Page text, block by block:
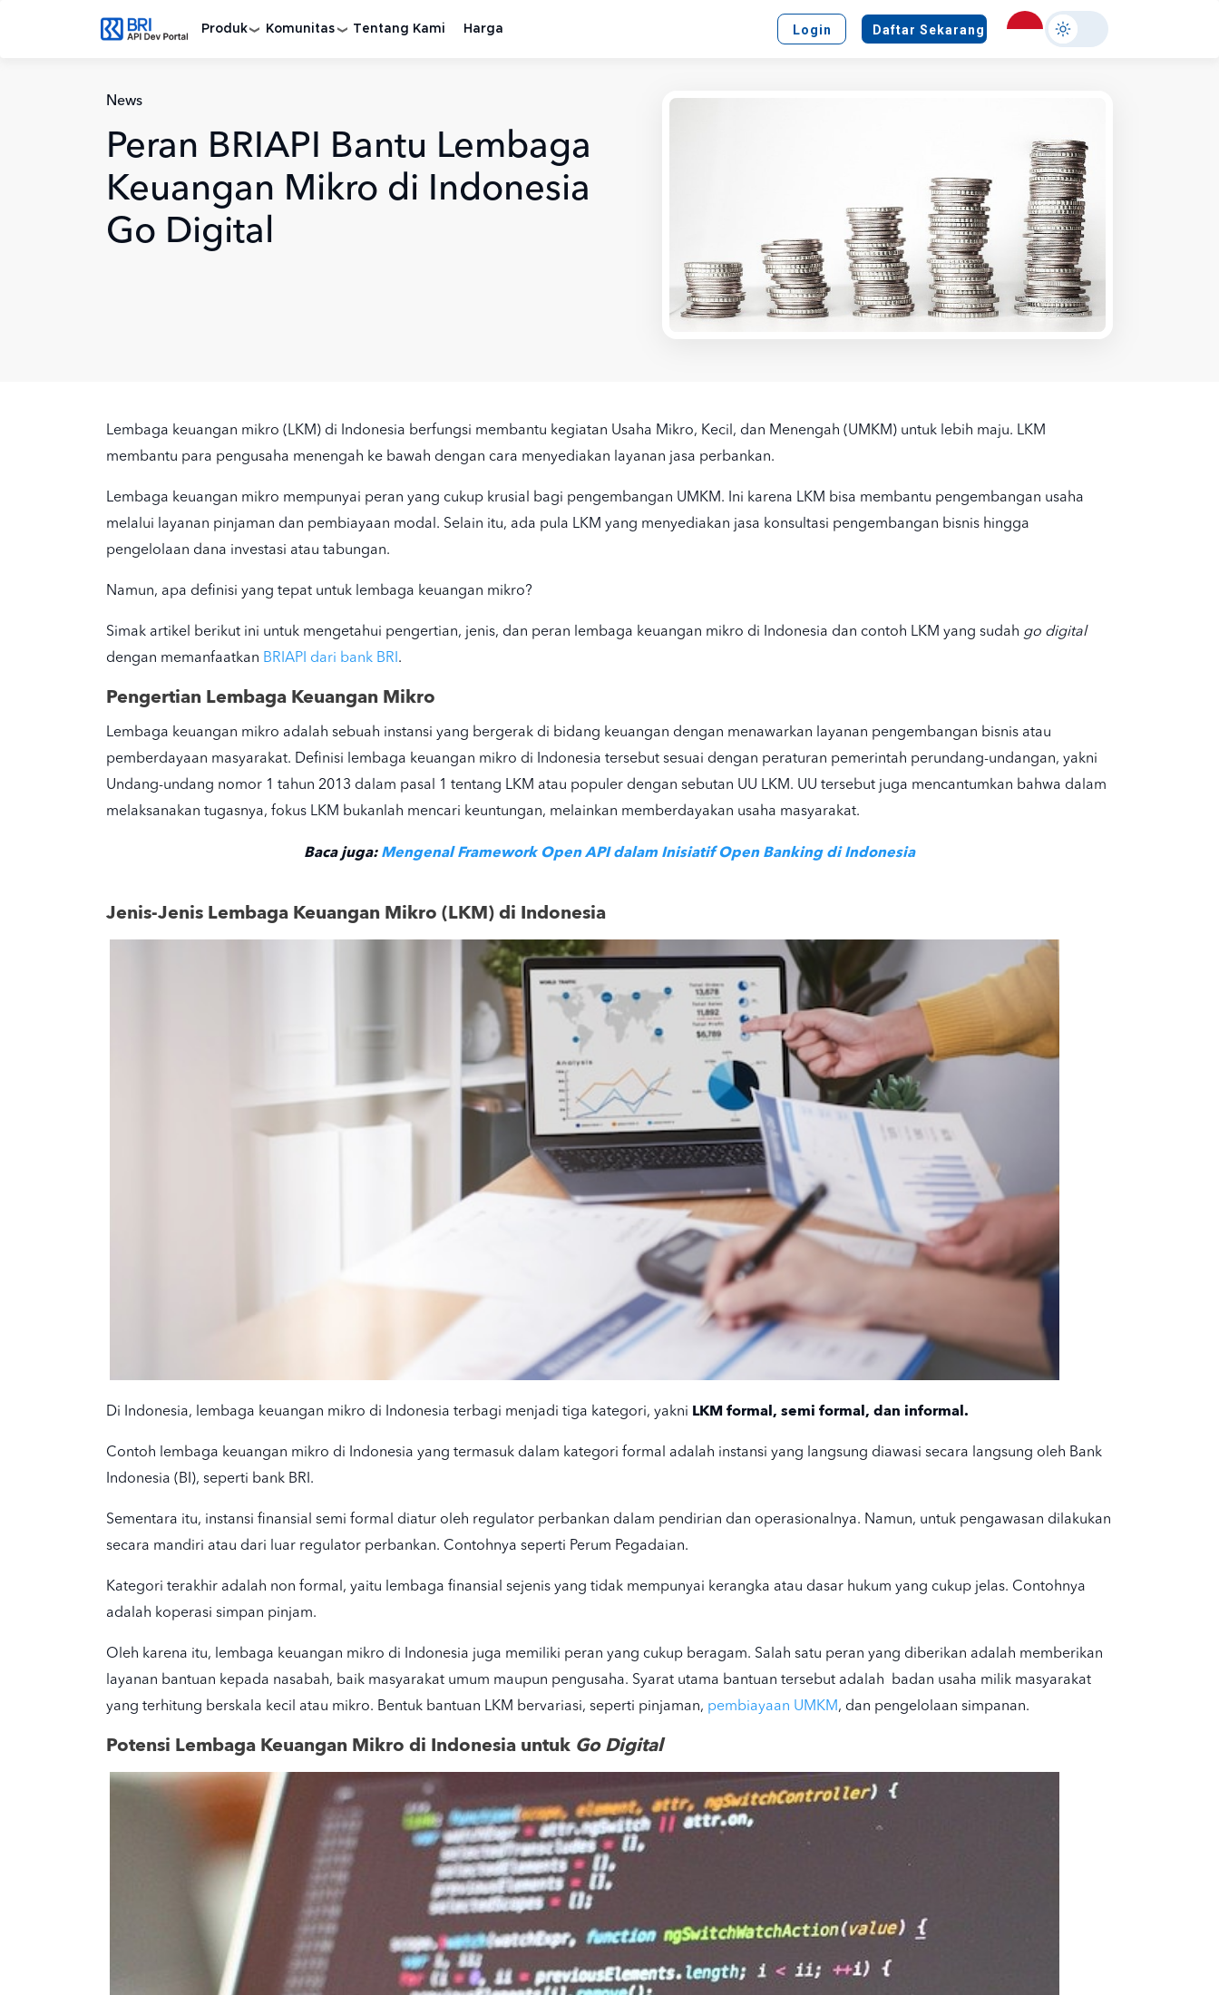
Lompat ke isi utama Produk Komunitas Tentang Kami Harga Login Daftar Sekarang
Select
News
Peran BRIAPI Bantu Lembaga
Keuangan Mikro di Indonesia
Go Digital
Lembaga keuangan mikro (LKM) di Indonesia berfungsi membantu kegiatan Usaha Mikro, Kecil, dan Menengah (UMKM) untuk lebih maju. LKM
membantu para pengusaha menengah ke bawah dengan cara menyediakan layanan jasa perbankan.
Lembaga keuangan mikro mempunyai peran yang cukup krusial bagi pengembangan UMKM. Ini karena LKM bisa membantu pengembangan usaha
melalui layanan pinjaman dan pembiayaan modal. Selain itu, ada pula LKM yang menyediakan jasa konsultasi pengembangan bisnis hingga
pengelolaan dana investasi atau tabungan.
Namun, apa definisi yang tepat untuk lembaga keuangan mikro?
Simak artikel berikut ini untuk mengetahui pengertian, jenis, dan peran lembaga keuangan mikro di Indonesia dan contoh LKM yang sudah go digital
dengan memanfaatkan BRIAPI dari bank BRI .
Pengertian Lembaga Keuangan Mikro
Lembaga keuangan mikro adalah sebuah instansi yang bergerak di bidang keuangan dengan menawarkan layanan pengembangan bisnis atau
pemberdayaan masyarakat. Definisi lembaga keuangan mikro di Indonesia tersebut sesuai dengan peraturan pemerintah perundang-undangan, yakni
Undang-undang nomor 1 tahun 2013 dalam pasal 1 tentang LKM atau populer dengan sebutan UU LKM. UU tersebut juga mencantumkan bahwa dalam
melaksanakan tugasnya, fokus LKM bukanlah mencari keuntungan, melainkan memberdayakan usaha masyarakat.
Baca juga:Mengenal Framework Open API dalam Inisiatif Open Banking di Indonesia
Jenis-Jenis Lembaga Keuangan Mikro (LKM) di Indonesia
Di Indonesia, lembaga keuangan mikro di Indonesia terbagi menjadi tiga kategori, yakni LKM formal, semi formal, dan informal.
Contoh lembaga keuangan mikro di Indonesia yang termasuk dalam kategori formal adalah instansi yang langsung diawasi secara langsung oleh Bank
Indonesia (BI), seperti bank BRI.
Sementara itu, instansi finansial semi formal diatur oleh regulator perbankan dalam pendirian dan operasionalnya. Namun, untuk pengawasan dilakukan
secara mandiri atau dari luar regulator perbankan. Contohnya seperti Perum Pegadaian.
Kategori terakhir adalah non formal, yaitu lembaga finansial sejenis yang tidak mempunyai kerangka atau dasar hukum yang cukup jelas. Contohnya
adalah koperasi simpan pinjam.
Oleh karena itu, lembaga keuangan mikro di Indonesia juga memiliki peran yang cukup beragam. Salah satu peran yang diberikan adalah memberikan
layanan bantuan kepada nasabah, baik masyarakat umum maupun pengusaha. Syarat utama bantuan tersebut adalah badan usaha milik masyarakat
yang terhitung berskala kecil atau mikro. Bentuk bantuan LKM bervariasi, seperti pinjaman, pembiayaan UMKM, dan pengelolaan simpanan.
Potensi Lembaga Keuangan Mikro di Indonesia untuk Go Digital